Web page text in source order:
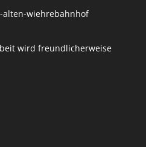
wird freundlicherweise